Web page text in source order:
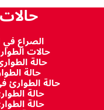
الصراع
حالات
حالة
حالة
حالة الطوارئ
حالة
حالة